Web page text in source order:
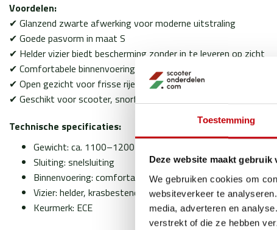
Toestemming
Deze website maakt gebruik
We gebruiken cookies om
websiteverkeer te
media, adverteren en
verstrekt of die ze hebben
Voordelen:
✔ Glanzend zwarte afwerking voor moderne uitstraling
✔ Goede pasvorm in maat S
✔ Helder vizier biedt bescherming zonder in te leveren op zicht
✔ Comfortabele binnenvoering en lichtgewicht ontwerp
✔ Open gezicht voor frisse rijervaring
✔ Geschikt voor scooter, snorfiets en bromfiets
Technische specificaties:
Gewicht: ca. 1100–1200 gram
Sluiting: snelsluiting
Binnenvoering: comfortabel, niet-uitneembaar
Vizier: helder, krasbestendig
Keurmerk: ECE